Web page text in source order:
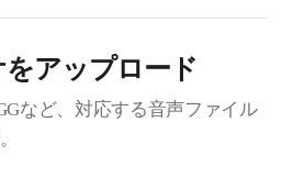
アップロード
など、対応する音声ファイル